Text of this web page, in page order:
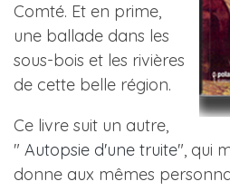
Comté. Et en prime,
une ballade dans les
sous-bois et les rivières
de cette belle région.
Ce livre suit un autre,
" Autopsie d'une truite", qui
donne aux mêmes